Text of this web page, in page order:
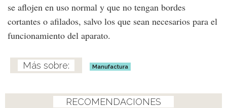
se aflojen en uso normal y que no tengan bordes
cortantes o afilados, salvo los que sean necesarios para el
funcionamiento del aparato.
Manufactura
RECOMENDACIONES